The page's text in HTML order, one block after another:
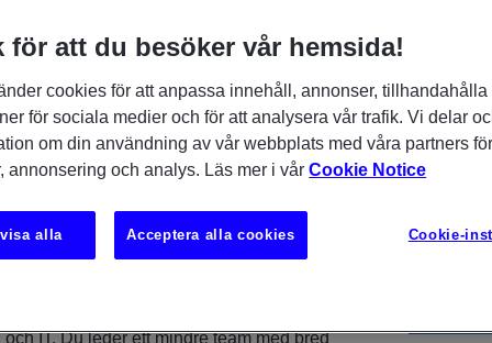
del av verksamheten. Våra
den administrativa
även återvinningscentraler,
logistik och andra
funktioner. Nu söker vi en
digitala verktyg som vill leda
bred IT-funktion i nära
som trivs med att kombinera ledarskap,
IT. Du leder ett mindre team med bred
för att du besöker vår hemsida!
cookies för att anpassa innehåll, annonser, tillhandahålla
för sociala medier och för att analysera vår trafik. Vi delar
om din användning av vår webbplats med våra partners
annonsering och analys. Läs mer i vårCookie Notice
Cookie-
alla Acceptera alla cookies